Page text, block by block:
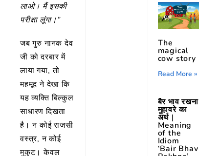
लाओ। मैं इसकी
परीक्षा लूंगा।”
जब गुरु नानक देव
जी को दरबार में
लाया गया, तो
महमूद ने देखा कि
यह व्यक्ति बिल्कुल
साधारण दिखता
है। न कोई राजसी
वस्त्र, न कोई
मुकुट। केवल
The
magical
cow story
Read More »
बैर भाव रखना
मुहावरे का
अर्थ |
Meaning
of the
Idiom
‘Bair Bhav